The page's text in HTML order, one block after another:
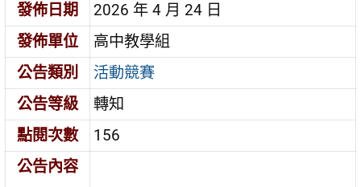
發佈日期
2026 年 4 月 24 日
發佈單位
高中教學組
公告類別
活動競賽
公告等級
轉知
點閱次數
156
公告內容